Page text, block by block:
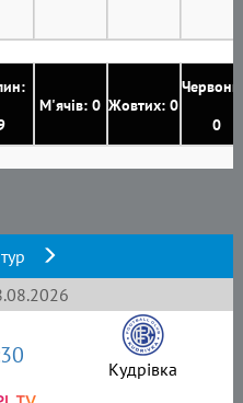
М'ячів: 0 Жовтих: 0
0
Кудрівка